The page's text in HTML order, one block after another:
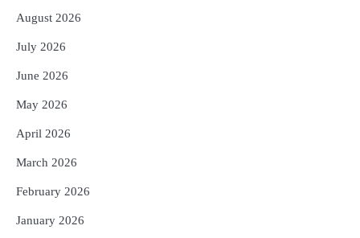
5
August 2026
July 2026
June 2026
May 2026
April 2026
March 2026
February 2026
January 2026